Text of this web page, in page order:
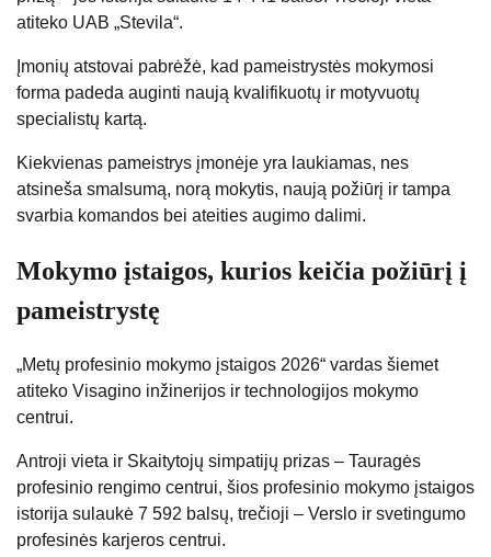
atiteko UAB „Stevila“.
Įmonių atstovai pabrėžė, kad pameistrystės mokymosi
forma padeda auginti naują kvalifikuotų ir motyvuotų
specialistų kartą.
Kiekvienas pameistrys įmonėje yra laukiamas, nes
atsineša smalsumą, norą mokytis, naują požiūrį ir tampa
svarbia komandos bei ateities augimo dalimi.
Mokymo įstaigos, kurios keičia požiūrį į
pameistrystę
„Metų profesinio mokymo įstaigos 2026“ vardas šiemet
atiteko Visagino inžinerijos ir technologijos mokymo
centrui.
Antroji vieta ir Skaitytojų simpatijų prizas – Tauragės
profesinio rengimo centrui, šios profesinio mokymo įstaigos
istorija sulaukė 7 592 balsų, trečioji – Verslo ir svetingumo
profesinės karjeros centrui.